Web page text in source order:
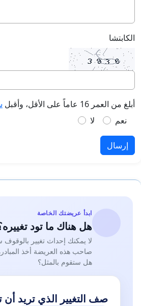
الكابتشا
أبلغ من العمر 16 عاماً على الأقل، وأقبل
نعم
لا
إرسال
ابدأ عريضتك الخاصة
هل هناك ما تود
لا يمكنك إحداث تغيير بالوقوف
صاحب هذه العريضة أخذ
هل ستقوم بالمثل؟
صف التغيير الذي تريد أن